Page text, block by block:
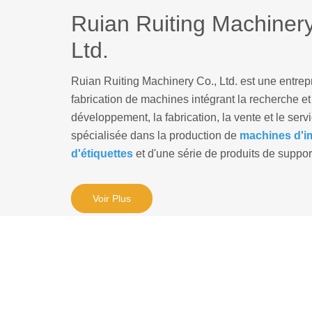
La machine de refendage à grande vitesse est un
refendage et de refendage à haute efficacité et de
utilisé dans la fabrication du papier,
Ruian Ruiting
Ltd.
Ruian Ruiting Machinery Co., Ltd. est une
fabrication de machines intégrant la recherche
développement, la fabrication, la vente et le
spécialisée dans la production de machines
d'étiquettes et d'une série de produits de
Voir Plus